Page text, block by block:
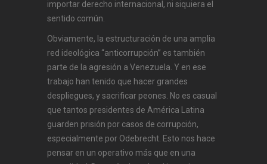
importar derecho internacional, ni siquiera el
sentido común.
Obviamente, la estructuración de una amplia
red ideológica “anticorrupción” es también
parte de la agresión a Venezuela. Y en ese
trabajo han tenido que hacer grandes
despliegues, y sacrificar peones. No es casual
que tantos presidentes de América Latina
guarden prisión por casos de corrupción,
especialmente por Odebrecht. Esto nos hace
pensar en un operativo más que en una